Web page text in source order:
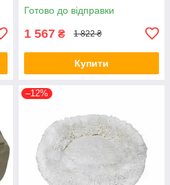
Готово до відправки
1 567 ₴ 1 822 ₴
Купити
–12%